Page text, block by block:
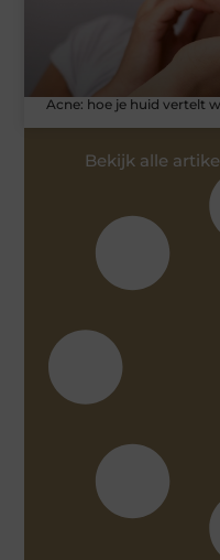
Acne: hoe je huid vertelt
Bekijk alle